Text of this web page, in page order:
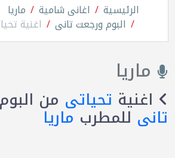
الرئيسية اغانى شامية ماريا
البوم ورجعت تانى اغنية
ماريا
اغنية تحياتى من البوم
تانى للمطربماريا